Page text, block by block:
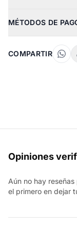
MÉTODOS DE
COMPARTIR
Opiniones
Aún no hay
el primero en dejar